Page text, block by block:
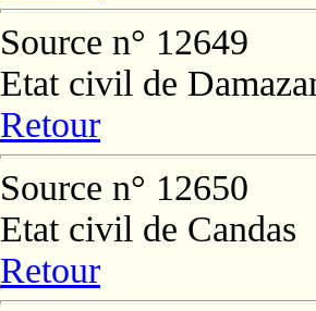
Source n° 12649
Etat civil de
Retour
Source n° 12650
Etat civil de Candas
Retour